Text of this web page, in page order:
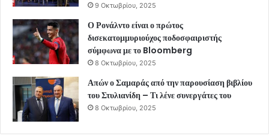
9 Οκτωβρίου, 2025
Ο Ρονάλντο είναι ο πρώτος
δισεκατομμυριούχος ποδοσφαιριστής
σύμφωνα με το Bloomberg
8 Οκτωβρίου, 2025
Απών ο Σαμαράς από την παρουσίαση βιβλίου
του Στυλιανίδη – Τι λένε συνεργάτες του
8 Οκτωβρίου, 2025